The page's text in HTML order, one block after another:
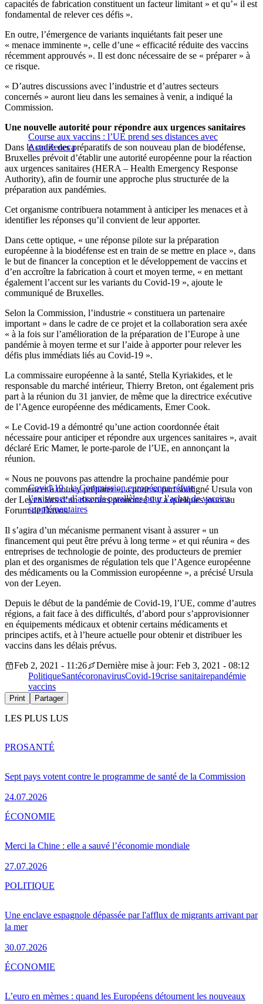
capacités de fabrication constituent un facteur limitant » et qu’« il est
fondamental de relever ces défis ».
En outre, l’émergence de variants inquiétants fait peser une
« menace imminente », celle d’une « efficacité réduite des vaccins
récemment approuvés ». Il est donc nécessaire de se « préparer » à
ce risque.
« D’autres discussions avec l’industrie et d’autres secteurs
concernés » auront lieu dans les semaines à venir, a indiqué la
Commission.
Course aux vaccins : l’UE prend ses distances avec
AstraZeneca
Une nouvelle autorité pour répondre aux urgences sanitaires
Dans le cadre des préparatifs de son nouveau plan de biodéfense,
Bruxelles prévoit d’établir une autorité européenne pour la réaction
aux urgences sanitaires (HERA – Health Emergency Response
Authority), afin de fournir une approche plus structurée de la
préparation aux pandémies.
Cet organisme contribuera notamment à anticiper les menaces et à
identifier les réponses qu’il convient de leur apporter.
Dans cette optique, « une réponse pilote sur la préparation
européenne à la biodéfense est en train de se mettre en place », dans
le but de financer la conception et le développement de vaccins et
d’en accroître la fabrication à court et moyen terme, « en mettant
également l’accent sur les variants du Covid-19 », ajoute le
communiqué de Bruxelles.
Selon la Commission, l’industrie « constituera un partenaire
important » dans le cadre de ce projet et la collaboration sera axée
« à la fois sur l’amélioration de la préparation de l’Europe à une
pandémie à moyen terme et sur l’aide à apporter pour relever les
défis plus immédiats liés au Covid-19 ».
La commissaire européenne à la santé, Stella Kyriakides, et le
responsable du marché intérieur, Thierry Breton, ont également pris
part à la réunion du 31 janvier, de même que la directrice exécutive
de l’Agence européenne des médicaments, Emer Cook.
« Le Covid-19 a démontré qu’une action coordonnée était
nécessaire pour anticiper et répondre aux urgences sanitaires », avait
déclaré Eric Mamer, le porte-parole de l’UE, en annonçant la
réunion.
Covid-19 : la Commission européenne réfute
l’existence d’accords parallèles pour l’achat de vaccins
supplémentaires
« Nous ne pouvons pas attendre la prochaine pandémie pour
commencer à nous y préparer », a pour sa part souligné Ursula von
der Leyen lors d’un discours prononcé il y a quelques jours au
Forum de Davos.
Il s’agira d’un mécanisme permanent visant à assurer « un
financement qui peut être prévu à long terme » et qui réunira « des
entreprises de technologie de pointe, des producteurs de premier
plan et des organismes de régulation tels que l’Agence européenne
des médicaments ou la Commission européenne », a précisé Ursula
von der Leyen.
Depuis le début de la pandémie de Covid-19, l’UE, comme d’autres
régions, a fait face à des difficultés, d’abord pour s’approvisionner
en équipements médicaux et obtenir certains médicaments et
principes actifs, et à l’heure actuelle pour obtenir et distribuer les
vaccins dans les délais prévus.
Feb 2, 2021 - 11:26
Dernière mise à jour: Feb 3, 2021 - 08:12
PolitiqueSantécoronavirusCovid-19crise sanitairepandémie
vaccins
Print Partager
LES PLUS LUS
Sept pays votent contre le programme de santé de la Commission
24.07.2026
PROSANTÉ
Merci la Chine : elle a sauvé l’économie mondiale
27.07.2026
ÉCONOMIE
Une enclave espagnole dépassée par l'afflux de migrants arrivant par
la mer
30.07.2026
POLITIQUE
L’euro en mèmes : quand les Européens détournent les nouveaux
ÉCONOMIE